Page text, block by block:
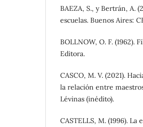
BAEZA, S., y Bertrán, A.
escuelas. Buenos Aires:
BOLLNOW, O. F. (1962).
Editora.
CASCO, M. V. (2021).
la relación entre
Lévinas (inédito).
CASTELLS, M. (1996).